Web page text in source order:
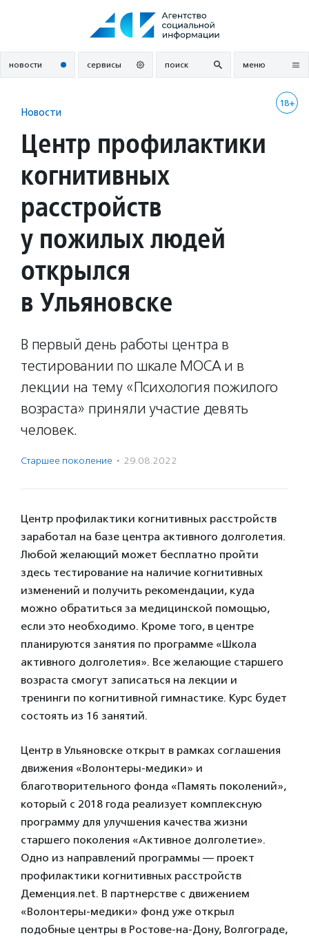
новости сервисы поиск меню
18+
Новости
Центр профилактики
когнитивных
расстройств
у пожилых людей
открылся
в Ульяновске
В первый день работы центра в
тестировании по шкале МОСА и в
лекции на тему «Психология пожилого
возраста» приняли участие девять
человек.
Старшее поколение · 29.08.2022
Центр профилактики когнитивных расстройств
заработал на базе центра активного долголетия.
Любой желающий может бесплатно пройти
здесь тестирование на наличие когнитивных
изменений и получить рекомендации, куда
можно обратиться за медицинской помощью,
если это необходимо. Кроме того, в центре
планируются занятия по программе «Школа
активного долголетия». Все желающие старшего
возраста смогут записаться на лекции и
тренинги по когнитивной гимнастике. Курс будет
состоять из 16 занятий.
Центр в Ульяновске открыт в рамках соглашения
движения «Волонтеры-медики» и
благотворительного фонда «Память поколений»,
который с 2018 года реализует комплексную
программу для улучшения качества жизни
старшего поколения «Активное долголетие».
Одно из направлений программы — проект
профилактики когнитивных расстройств
Деменция.net. В партнерстве с движением
«Волонтеры-медики» фонд уже открыл
подобные центры в Ростове-на-Дону, Волгограде,